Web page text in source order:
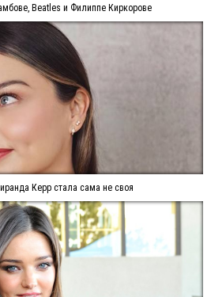
Beatles и Филиппе Киркорове
Керр стала сама не своя